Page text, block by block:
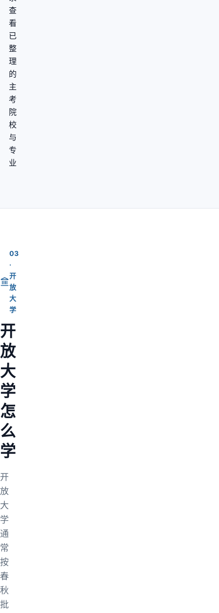
查
看
已
整
理
的
主
考
院
校
与
专
业
03
·
开
放
大
学
开
放
大
学
怎
么
学
开
放
大
学
通
常
按
春
秋
批